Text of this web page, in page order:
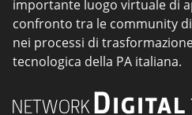
importante luogo virtuale di
confronto tra le community
nei processi di
tecnologica della PA italiana.